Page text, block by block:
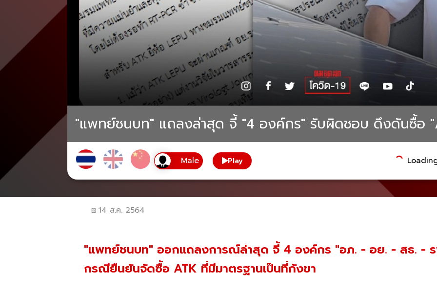
"แพทย์ชนบท" แถลงล่าสุด จี้ "4 องค์กร" รับผิดชอบ ดึงดันซื้อ
Play
14 ส.ค. 2564
"แพทย์ชนบท" ออกแถลงการณ์ล่าสุด จี้ 4 องค์กร "อภ. - อย. - สธ. -
กรณียืนยันจัดซื้อ ATK ที่มีมาตรฐานเป็นที่กังขา